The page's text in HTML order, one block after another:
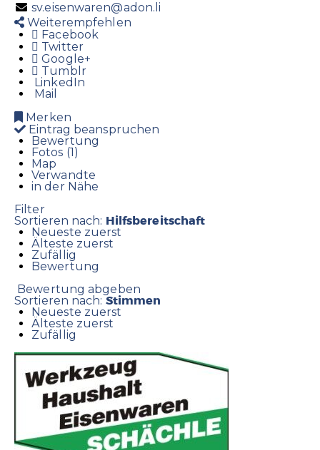
sv.eisenwaren@adon.li
Weiterempfehlen
Facebook
Twitter
Google+
Tumblr
LinkedIn
Mail
Merken
Eintrag beanspruchen
Bewertung
Fotos (1)
Map
Verwandte
in der Nähe
Filter
Sortieren nach: Hilfsbereitschaft
Neueste zuerst
Älteste zuerst
Zufällig
Bewertung
Bewertung abgeben
Sortieren nach: Stimmen
Neueste zuerst
Älteste zuerst
Zufällig